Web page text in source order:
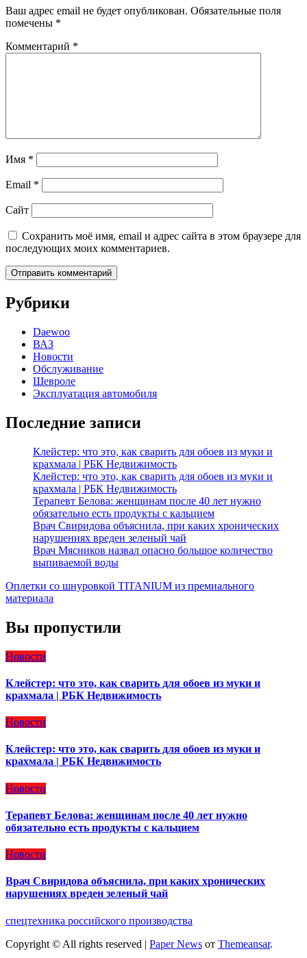
Ваш адрес email не будет опубликован. Обязательные поля
помечены *
Комментарий *
Имя *
Email *
Сайт
Сохранить моё имя, email и адрес сайта в этом браузере для
последующих моих комментариев.
Рубрики
Daewoo
ВАЗ
Новости
Обслуживание
Шевроле
Эксплуатация автомобиля
Последние записи
Клейстер: что это, как сварить для обоев из муки и
крахмала | РБК Недвижимость
Клейстер: что это, как сварить для обоев из муки и
крахмала | РБК Недвижимость
Терапевт Белова: женщинам после 40 лет нужно
обязательно есть продукты с кальцием
Врач Свиридова объяснила, при каких хронических
нарушениях вреден зеленый чай
Врач Мясников назвал опасно большое количество
выпиваемой воды
Оплетки со шнуровкой TITANIUM из премиального
материала
Вы пропустили
Новости
Клейстер: что это, как сварить для обоев из муки и
крахмала | РБК Недвижимость
Новости
Клейстер: что это, как сварить для обоев из муки и
крахмала | РБК Недвижимость
Новости
Терапевт Белова: женщинам после 40 лет нужно
обязательно есть продукты с кальцием
Новости
Врач Свиридова объяснила, при каких хронических
нарушениях вреден зеленый чай
спецтехника российского производства
Copyright © All rights reserved | Paper News от Themeansar.